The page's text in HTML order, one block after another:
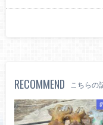
RECOMMEND こちらの